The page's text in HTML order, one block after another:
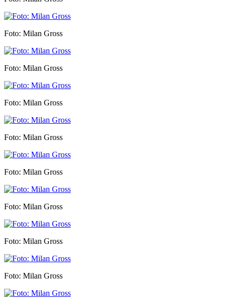
Foto: Milan Gross
Foto: Milan Gross
Foto: Milan Gross
Foto: Milan Gross
Foto: Milan Gross
Foto: Milan Gross
Foto: Milan Gross
Foto: Milan Gross